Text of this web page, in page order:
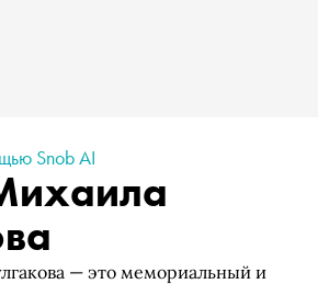
Snob AI
— это мемориальный и